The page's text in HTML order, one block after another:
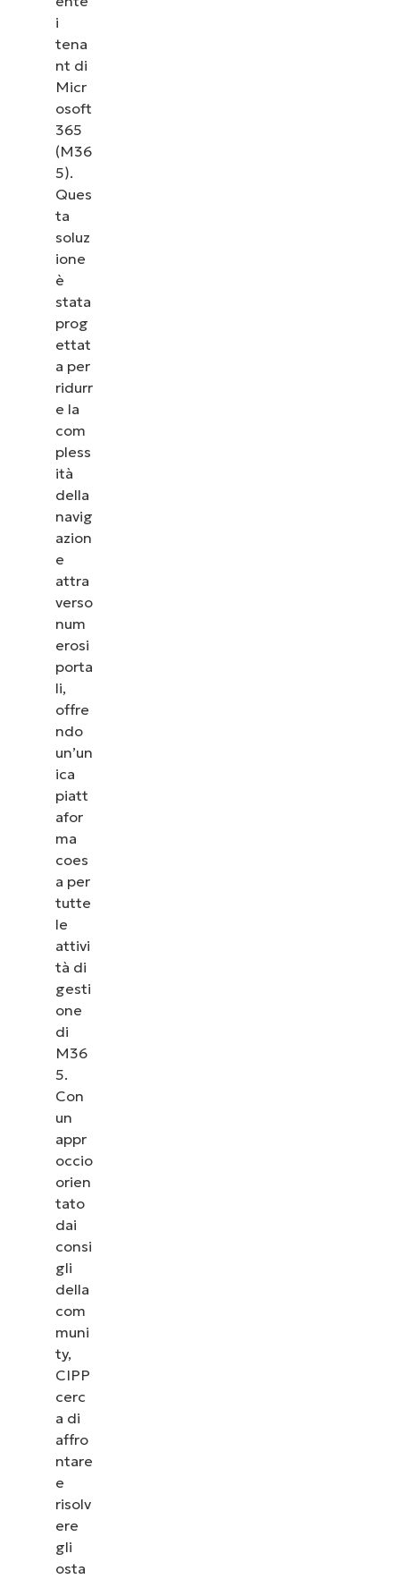
i
tena
nt di
Micr
osoft
365
(M36
5).
Ques
ta
soluz
ione
è
stata
prog
ettat
a per
ridurr
e la
com
pless
ità
della
navig
azion
e
attra
verso
num
erosi
porta
li,
offre
ndo
un’un
ica
piatt
afor
ma
coes
a per
tutte
le
attivi
tà di
gesti
one
di
M36
5.
Con
un
appr
occio
orien
tato
dai
consi
gli
della
com
muni
ty,
CIPP
cerc
a di
affro
ntare
e
risolv
ere
gli
osta